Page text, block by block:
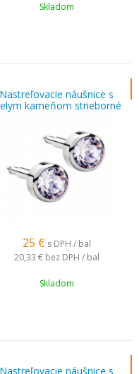
Skladom
Nastreľovacie náušnice s
kameňom strieborné
25 € s DPH / bal
20,33 € bez DPH / bal
Skladom
Nastreľovacie náušnice s